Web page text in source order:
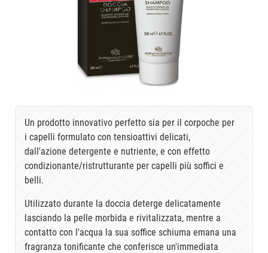
Un prodotto innovativo perfetto sia per il corpoche per
i capelli formulato con tensioattivi delicati,
dall'azione detergente e nutriente, e con effetto
condizionante/ristrutturante per capelli più soffici e
belli.
Utilizzato durante la doccia deterge delicatamente
lasciando la pelle morbida e rivitalizzata, mentre a
contatto con l'acqua la sua soffice schiuma emana una
fragranza tonificante che conferisce un'immediata